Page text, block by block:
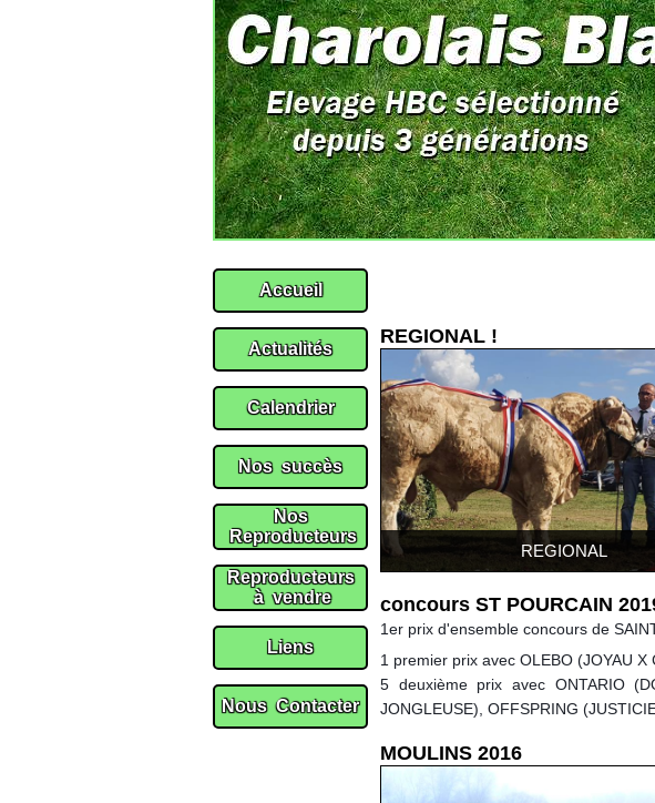
REGIONAL !
REGIONAL
concours ST POURCAIN
1er prix d'ensemble concours de
1 premier prix avec OLEBO (JOYAU X
5 deuxième prix avec ONTARIO
JONGLEUSE), OFFSPRING
MOULINS 2016